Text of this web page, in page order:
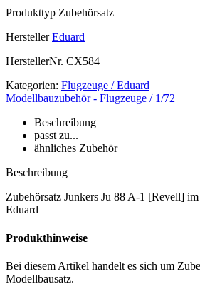
Produkttyp Zubehörsatz
Hersteller Eduard
HerstellerNr. CX584
Kategorien: Flugzeuge / Eduard
Modellbauzubehör - Flugzeuge / 1/72
Beschreibung
passt zu...
ähnliches Zubehör
Beschreibung
Zubehörsatz Junkers Ju 88 A-1 [Revell]
Eduard
Produkthinweise
Bei diesem Artikel handelt es sich um
Modellbausatz.